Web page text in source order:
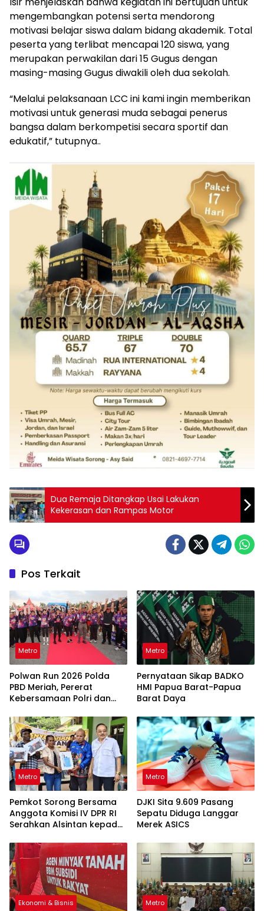
mengembangkan potensi serta mendorong
motivasi belajar siswa dalam bidang akademik. Total
peserta yang terlibat mencapai 120 siswa, yang
merupakan perwakilan dari 15 Gugus dengan
masing-masing Gugus diwakili oleh dua sekolah.
“Melalui pelaksanaan LCC ini kami ingin memberikan
motivasi untuk generasi muda sebagai penerus
bangsa dalam berkompetisi secara sportif dan
edukatif,” tutupnya..
Dua Remaja Ditangkap Usai Lakukan
Kekerasan dan Rampas Motor
Pos Terkait
Metro
Polwan Run 2026 Polda
PBD Meriah, Pererat
Kebersamaan Polri dan
Metro
Pernyataan Sikap BADKO
HMI Papua Barat-Papua
Barat Daya
Metro
Pemkot Sorong Bersama
Anggota Komisi IV DPR RI
Serahkan Alsintan kepada
Metro
DJKI Sita 9.609 Pasang
Sepatu Diduga Langgar
Merek ASICS
Ekonomi & Bisnis Metro